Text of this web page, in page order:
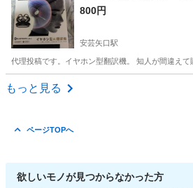
800円
安芸矢口駅
代理投稿です。イヤホン型翻訳機。 知人が間違え
広島 広島市
もっと見る
ページTOPへ
欲しいモノが見つからなかった方